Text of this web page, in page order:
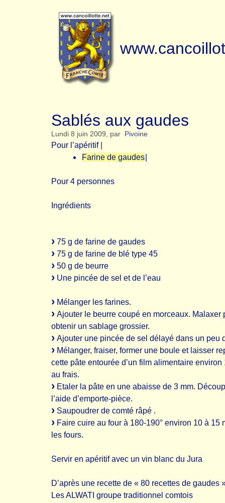
Sablés aux gaudes
Lundi 8 juin 2009, par Pivoine
Pour l’apéritif|
Farine de gaudes
Pour 4 personnes
Ingrédients
75 g de farine de gaudes
75 g de farine de blé type 45
50 g de beurre
Une pincée de sel et de l’eau
Mélanger les farines.
Ajouter le beurre coupé en morceaux. Malaxer
obtenir un sablage grossier.
Ajouter une pincée de sel délayé dans un peu
Mélanger, fraiser, former une boule et laisser
cette pâte entourée d’un film alimentaire environ
au frais.
Etaler la pâte en une abaisse de 3 mm.
l’aide d’emporte-pièce.
Saupoudrer de comté râpé .
Faire cuire au four à 180-190° environ 10 à 15
les fours.
Servir en apéritif avec un vin blanc du Jura
D’après une recette de « 80 recettes de gaudes
Les ALWATI groupe traditionnel comtois